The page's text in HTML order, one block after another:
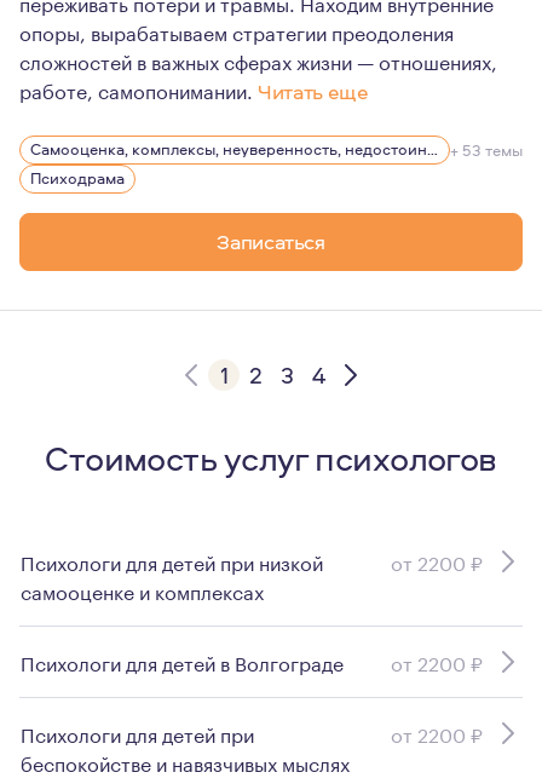
опоры, вырабатываем стратегии преодоления
сложностей в важных сферах жизни — отношениях,
работе, самопонимании. Читать еще
Меня всегда завораживал внутренний мир людей —
Мои самый большой интерес в жизни психотерапия и
Детская монодрама - через символическую игру
Изучение сюжетно‑ролевой игры детей —
Самооценка, комплексы, неуверенность, недостоин своей должности или положения в обществе
+ 53 темы
Психодрама
Записаться
1 2 3 4
Стоимость услуг психологов
Психологи для детей при низкой
самооценке и комплексах
от 2200 ₽
Психологи для детей в Волгограде от 2200 ₽
Психологи для детей при
беспокойстве и навязчивых мыслях
от 2200 ₽